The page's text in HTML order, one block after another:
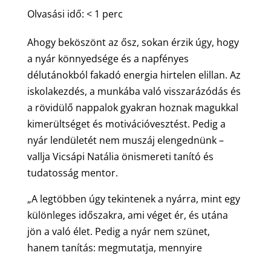
Olvasási idő: < 1 perc
Ahogy beköszönt az ősz, sokan érzik úgy, hogy
a nyár könnyedsége és a napfényes
délutánokból fakadó energia hirtelen elillan. Az
iskolakezdés, a munkába való visszarázódás és
a rövidülő nappalok gyakran hoznak magukkal
kimerültséget és motivációvesztést. Pedig a
nyár lendületét nem muszáj elengednünk –
vallja Vicsápi Natália önismereti tanító és
tudatosság mentor.
„A legtöbben úgy tekintenek a nyárra, mint egy
különleges időszakra, ami véget ér, és utána
jön a való élet. Pedig a nyár nem szünet,
hanem tanítás: megmutatja, mennyire